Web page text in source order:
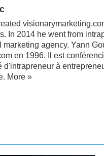
In 2014 he went from
marketing agency. Yann
en 1996. Il est
d'intrapreneur à
More »